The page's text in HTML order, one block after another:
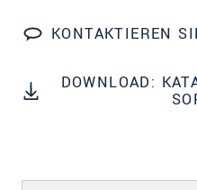
KONTAKTIEREN
DOWNLOAD: